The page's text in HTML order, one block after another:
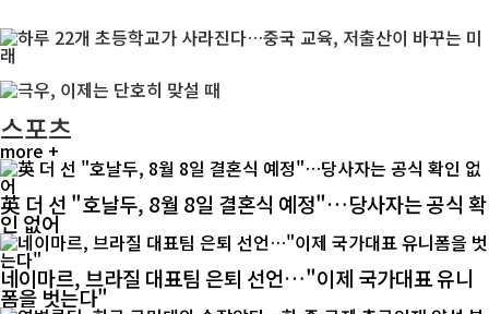
스포츠
more +
英 더 선 "호날두, 8월 8일 결혼식 예정"…당사자는 공식 확
인 없어
네이마르, 브라질 대표팀 은퇴 선언…"이제 국가대표 유니
폼을 벗는다"